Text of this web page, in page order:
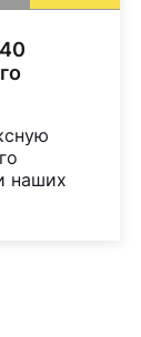
наших